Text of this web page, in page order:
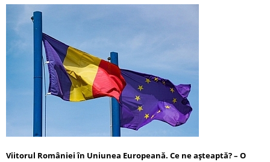
Viitorul României în Uniunea Europeană. Ce ne așteaptă? – O